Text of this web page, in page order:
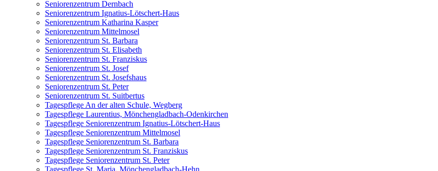
Seniorenzentrum Dernbach
Seniorenzentrum Ignatius-Lötschert-Haus
Seniorenzentrum Katharina Kasper
Seniorenzentrum Mittelmosel
Seniorenzentrum St. Barbara
Seniorenzentrum St. Elisabeth
Seniorenzentrum St. Franziskus
Seniorenzentrum St. Josef
Seniorenzentrum St. Josefshaus
Seniorenzentrum St. Peter
Seniorenzentrum St. Suitbertus
Tagespflege An der alten Schule, Wegberg
Tagespflege Laurentius, Mönchengladbach-Odenkirchen
Tagespflege Seniorenzentrum Ignatius-Lötschert-Haus
Tagespflege Seniorenzentrum Mittelmosel
Tagespflege Seniorenzentrum St. Barbara
Tagespflege Seniorenzentrum St. Franziskus
Tagespflege Seniorenzentrum St. Peter
Tagespflege St. Maria, Mönchengladbach-Hehn